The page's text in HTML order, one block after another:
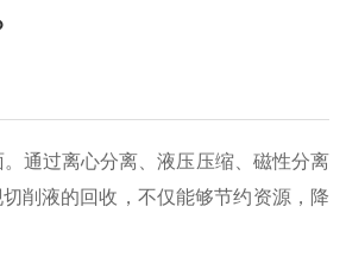
通过离心分离、液压压缩、磁性分离
削液的回收，不仅能够节约资源，降